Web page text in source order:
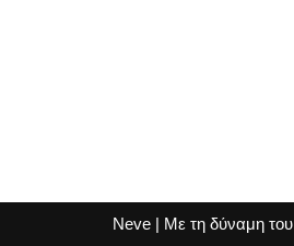
Neve| Με τη δύναμη του